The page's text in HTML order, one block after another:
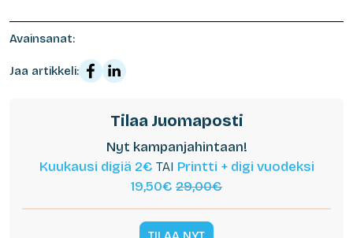
Avainsanat:
Jaa artikkeli:
Tilaa Juomaposti
Nyt kampanjahintaan!
Kuukausi digiä 2€ TAI Printti + digi vuodeksi
19,50€ 29,00€